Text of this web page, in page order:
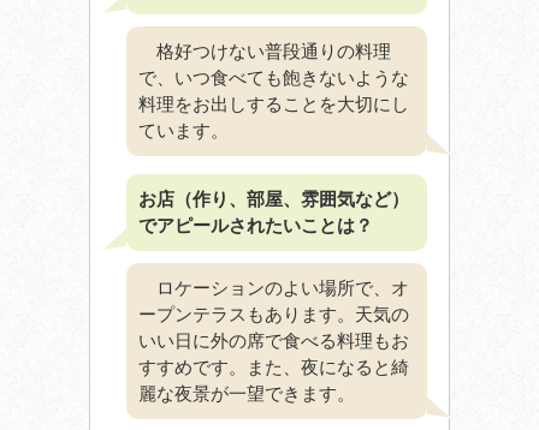
格好つけない普段通りの料理
で、いつ食べても飽きないような
料理をお出しすることを大切にし
ています。
お店（作り、部屋、雰囲気など）
でアピールされたいことは？
ロケーションのよい場所で、オ
ープンテラスもあります。天気の
いい日に外の席で食べる料理もお
すすめです。また、夜になると綺
麗な夜景が一望できます。